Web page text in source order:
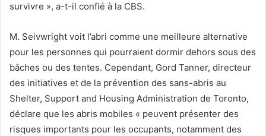
survivre », a-t-il confié à la CBS.
M. Seivwright voit l’abri comme une meilleure alternative
pour les personnes qui pourraient dormir dehors sous des
bâches ou des tentes. Cependant, Gord Tanner, directeur
des initiatives et de la prévention des sans-abris au
Shelter, Support and Housing Administration de Toronto,
déclare que les abris mobiles « peuvent présenter des
risques importants pour les occupants, notamment des